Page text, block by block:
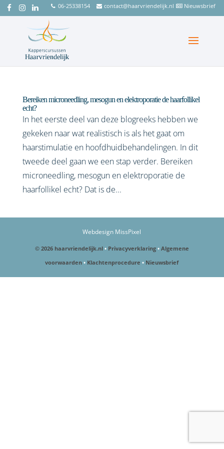
06-25338154 contact@haarvriendelijk.nl Nieuwsbrief
Bereiken microneedling, mesogun en elektroporatie de haarfollikel
echt?
In het eerste deel van deze blogreeks hebben we
gekeken naar wat realistisch is als het gaat om
haarstimulatie en hoofdhuidbehandelingen. In dit
tweede deel gaan we een stap verder. Bereiken
microneedling, mesogun en elektroporatie de
haarfollikel echt? Dat is de...
Webdesign MissPixel
© 2026 haarvriendelijk.nl • Privacyverklaring • Algemene
voorwaarden • Klachtenprocedure • Nieuwsbrief